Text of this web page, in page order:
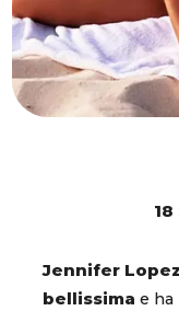
18
Jennifer Lopez
bellissima e ha